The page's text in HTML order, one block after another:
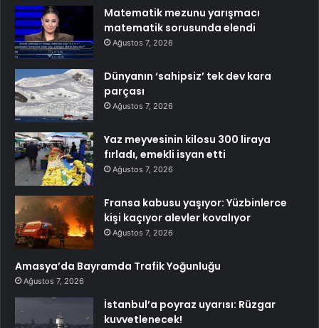
Matematik mezunu yarışmacı
matematik sorusunda elendi
Ağustos 7, 2026
Dünyanın ‘sahipsiz’ tek dev kara
parçası
Ağustos 7, 2026
Yaz meyvesinin kilosu 300 liraya
fırladı, emekli isyan etti
Ağustos 7, 2026
Fransa kabusu yaşıyor: Yüzbinlerce
kişi kaçıyor alevler kovalıyor
Ağustos 7, 2026
Amasya’da Bayramda Trafik Yoğunluğu
Ağustos 7, 2026
İstanbul’a poyraz uyarısı: Rüzgar
kuvvetlenecek!